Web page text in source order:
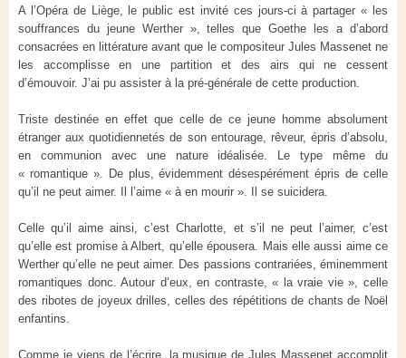
A l’Opéra de Liège, le public est invité ces jours-ci à partager « les
souffrances du jeune Werther », telles que Goethe les a d’abord
consacrées en littérature avant que le compositeur Jules Massenet ne
les accomplisse en une partition et des airs qui ne cessent
d’émouvoir. J’ai pu assister à la pré-générale de cette production.
Triste destinée en effet que celle de ce jeune homme absolument
étranger aux quotidiennetés de son entourage, rêveur, épris d’absolu,
en communion avec une nature idéalisée. Le type même du
« romantique ». De plus, évidemment désespérément épris de celle
qu’il ne peut aimer. Il l’aime « à en mourir ». Il se suicidera.
Celle qu’il aime ainsi, c’est Charlotte, et s’il ne peut l’aimer, c’est
qu’elle est promise à Albert, qu’elle épousera. Mais elle aussi aime ce
Werther qu’elle ne peut aimer. Des passions contrariées, éminemment
romantiques donc. Autour d’eux, en contraste, « la vraie vie », celle
des ribotes de joyeux drilles, celles des répétitions de chants de Noël
enfantins.
Comme je viens de l’écrire, la musique de Jules Massenet accomplit